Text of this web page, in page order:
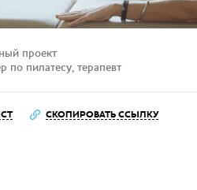
проект
по пилатесу, терапевт
СКОПИРОВАТЬ ССЫЛКУ